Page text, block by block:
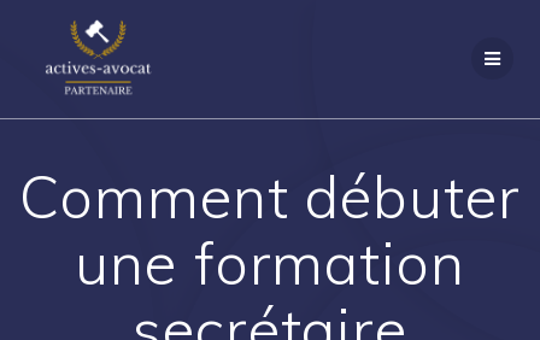
Comment débuter
une formation